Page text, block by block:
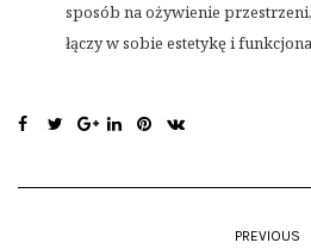
sposób na ożywienie
łączy w sobie estetykę i
PREVIOUS